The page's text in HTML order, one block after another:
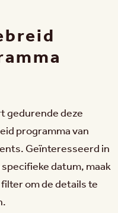
gedurende deze
programma van
Geïnteresseerd in
datum, maak
om de details te